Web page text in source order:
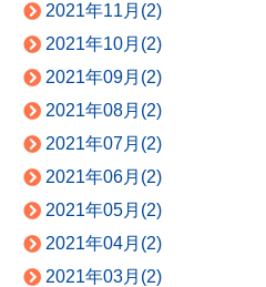
2021年11月(2)
2021年10月(2)
2021年09月(2)
2021年08月(2)
2021年07月(2)
2021年06月(2)
2021年05月(2)
2021年04月(2)
2021年03月(2)